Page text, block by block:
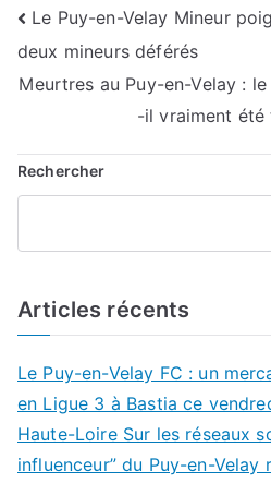
Navigation
de
Le Puy-en-Velay Mineur
deux mineurs déférés
Meurtres au Puy-en-Velay :
-il vraiment été
Rechercher
Articles récents
Le Puy-en-Velay FC : un
en Ligue 3 à Bastia ce
Haute-Loire Sur les réseaux
influenceur” du Puy-en-